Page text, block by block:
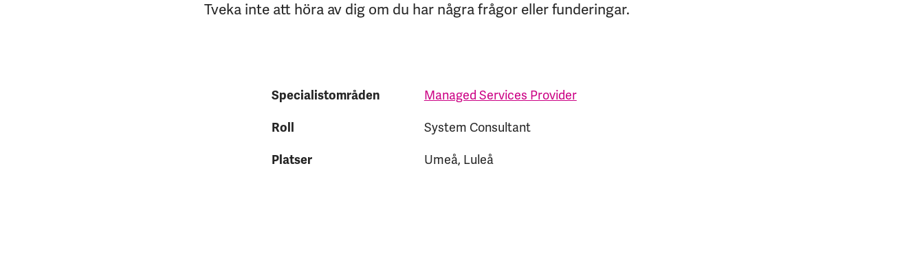
Tveka inte att höra av dig om du har några frågor eller funderingar.
Specialistområden Managed Services Provider
Roll System Consultant
Platser Umeå, Luleå